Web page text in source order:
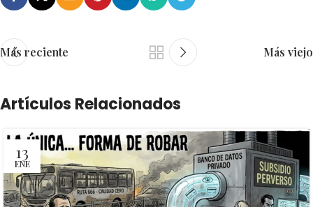
Más reciente Más viejo
Artículos Relacionados
13
ENE